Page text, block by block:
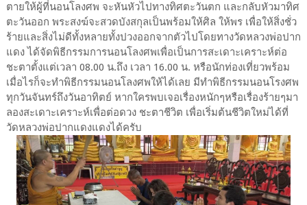
ตายให้ผู้ที่นอนโลงศพ จะหันหัวไปทางทิศตะวันตก และกลับหัวมาทิศ
ตะวันออก พระสงฆ์จะสวดบังสกุลเป็นพร้อมให้ศิล ให้พร เพื่อให้สิ่งชั่ว
ร้ายและสิ่งไม่ดีทั้งหลายทั้งปวงออกจากตัวไปโดยทางวัดหลวงพ่อปาก
แดง ได้จัดพิธีกรรมการนอนโลงศพเพื่อเป็นการสะเดาะเคราะห์ต่อ
ชะตาตั้งแต่เวลา 08.00 น.ถึง เวลา 16.00 น. หรือนักท่องเที่ยวพร้อม
เมื่อไรก็จะทำพิธีกรรมนอนโลงศพให้ได้เลย มีทำพิธีกรรมนอนโรงศพ
ทุกวันจันทร์ถึงวันอาทิตย์ หากใครพบเจอเรื่องหนักๆหรือเรื่องร้ายๆมา
ลองสะเดาะเคราะห์เพื่อต่อดวง ชะตาชีวิต เพื่อเริ่มต้นชีวิตใหม่ได้ที่
วัดหลวงพ่อปากแดงแดงได้ครับ